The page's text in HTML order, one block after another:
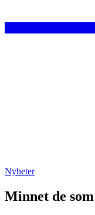
Nyheter
Minnet de